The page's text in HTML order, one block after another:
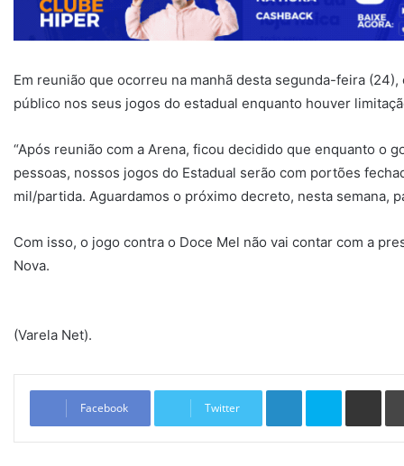
Em reunião que ocorreu na manhã desta segunda-feira
público nos seus jogos do estadual enquanto houver
“Após reunião com a Arena, ficou decidido que enquanto o
pessoas, nossos jogos do Estadual serão com portões
mil/partida. Aguardamos o próximo decreto, nesta semana,
Com isso, o jogo contra o Doce Mel não vai contar com a
Nova.
(Varela Net).
Facebook Twitter
Linkedin Skype